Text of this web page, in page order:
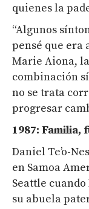
quienes la
“Algunos
pensé que era
Marie Aiona,
combinación
no se trata
progresar
1987:
Daniel Te’o-
en Samoa
Seattle
su abuela